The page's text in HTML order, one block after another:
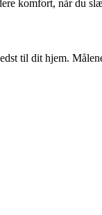
komfort, når du
til dit hjem.